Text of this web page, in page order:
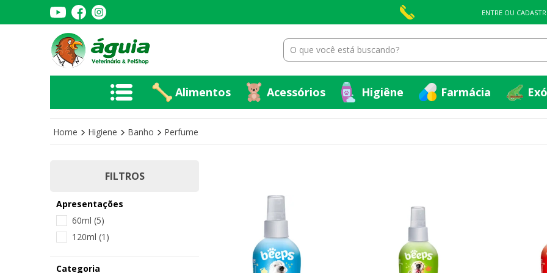
ENTRE OU
Alimentos Acessórios Higiêne Farmácia
Higiêne Farmácia
Home Higiene Banho Perfume
FILTROS
Apresentações
60ml (5)
120ml (1)
Categoria